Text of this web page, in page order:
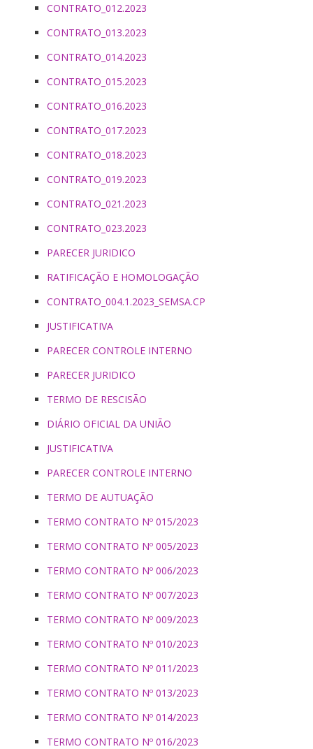
CONTRATO_012.2023
CONTRATO_013.2023
CONTRATO_014.2023
CONTRATO_015.2023
CONTRATO_016.2023
CONTRATO_017.2023
CONTRATO_018.2023
CONTRATO_019.2023
CONTRATO_021.2023
CONTRATO_023.2023
PARECER JURIDICO
RATIFICAÇÃO E HOMOLOGAÇÃO
CONTRATO_004.1.2023_SEMSA.CP
JUSTIFICATIVA
PARECER CONTROLE INTERNO
PARECER JURIDICO
TERMO DE RESCISÃO
DIÁRIO OFICIAL DA UNIÃO
JUSTIFICATIVA
PARECER CONTROLE INTERNO
TERMO DE AUTUAÇÃO
TERMO CONTRATO Nº 015/2023
TERMO CONTRATO Nº 005/2023
TERMO CONTRATO Nº 006/2023
TERMO CONTRATO Nº 007/2023
TERMO CONTRATO Nº 009/2023
TERMO CONTRATO Nº 010/2023
TERMO CONTRATO Nº 011/2023
TERMO CONTRATO Nº 013/2023
TERMO CONTRATO Nº 014/2023
TERMO CONTRATO Nº 016/2023